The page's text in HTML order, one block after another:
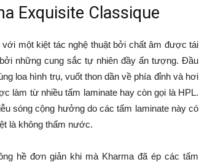
Exquisite Classique
một kiệt tác nghệ thuật bởi chất âm được tái
những cung sắc tự nhiên đầy ấn tượng. Đầu
loa hình trụ, vuốt thon dần về phía đỉnh và hơi
làm từ nhiều tấm laminate hay còn gọi là HPL.
sóng cộng hưởng do các tấm laminate này có
là không thấm nước.
hề đơn giản khi mà Kharma đã ép các tấm